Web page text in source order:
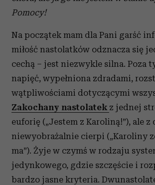
Pomocy!
Na początek mam dla Pani garść
miłość nastolatków odznacza się
cechą – jest niezwykle silna. Poza
napięć, wypełniona zdradami,
wątpliwościami dotyczącymi
Zakochany nastolatek z jednej
euforię („Jestem z Karoliną!”), ale
niewyobrażalnie cierpi („Karoliny
ma”). Żyje w czymś w rodzaju
jedynkowego, gdzie szczęście i
bardzo jasne kryteria.